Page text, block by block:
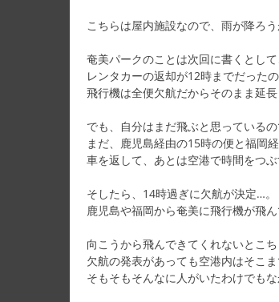
こちらは屋内施設なので、雨が降ろ
奄美パークのことは次回に書くとし
レンタカーの返却が12時までだった
飛行機は全便欠航だからそのまま延
でも、自分はまだ飛ぶと思っている
まだ、鹿児島経由の15時の便と福岡
車を返して、あとは空港で時間をつぶ
そしたら、14時過ぎに欠航が決定…。
鹿児島や福岡から奄美に飛行機が飛
向こうから飛んできてくれないとこ
欠航の発表があっても空港内はそこま
そもそもそんなに人がいたわけでもな